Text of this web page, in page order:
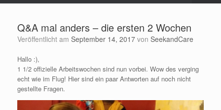
Q&A mal anders – die ersten 2 Wochen
Veröffentlicht am September 14, 2017 von SeekandCare
Hallo :),
1 1/2 offizielle Arbeitswochen sind nun vorbei. Wow des verging
echt wie im Flug! Hier sind ein paar Antworten auf noch nicht
gestellte Fragen.